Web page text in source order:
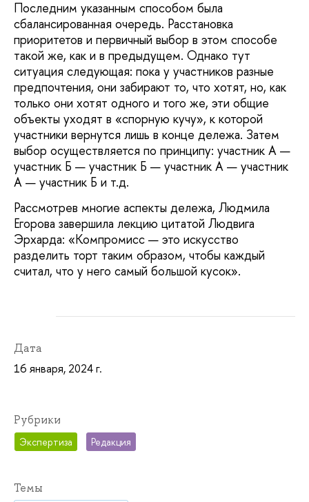
Последним указанным способом была
сбалансированная очередь. Расстановка
приоритетов и первичный выбор в этом способе
такой же, как и в предыдущем. Однако тут
ситуация следующая: пока у участников разные
предпочтения, они забирают то, что хотят, но, как
только они хотят одного и того же, эти общие
объекты уходят в «спорную кучу», к которой
участники вернутся лишь в конце дележа. Затем
выбор осуществляется по принципу: участник А —
участник Б — участник Б — участник А — участник
А — участник Б и т.д.
Рассмотрев многие аспекты дележа, Людмила
Егорова завершила лекцию цитатой Людвига
Эрхарда: «Компромисс — это искусство
разделить торт таким образом, чтобы каждый
считал, что у него самый большой кусок».
Дата
16 января, 2024 г.
Рубрики
Экспертиза Редакция
Темы